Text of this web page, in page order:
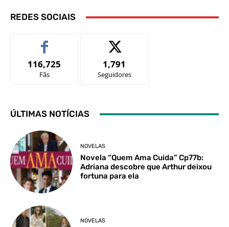
REDES SOCIAIS
116,725
Fãs
1,791
Seguidores
ÚLTIMAS NOTÍCIAS
NOVELAS
Novela “Quem Ama Cuida” Cp77b:
Adriana descobre que Arthur deixou
fortuna para ela
NOVELAS